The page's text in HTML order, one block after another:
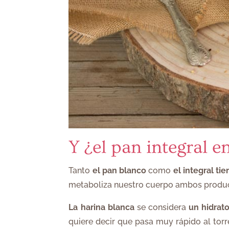
Y ¿el pan integral
​Tanto el pan blanco como el integral
metaboliza nuestro cuerpo ambos
La harina blancase considera un
quiere decir que pasa muy rápido al